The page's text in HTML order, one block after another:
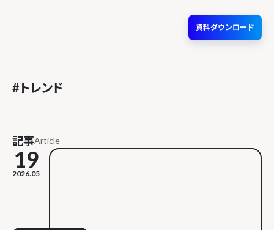
資料ダウンロード
#トレンド
記事Article
19
2026.05